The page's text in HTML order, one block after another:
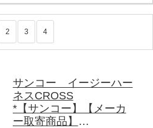
2 3 4
サンコー イージーハー
ネスCROSS
*【サンコー】【メーカ
ー取寄商品】